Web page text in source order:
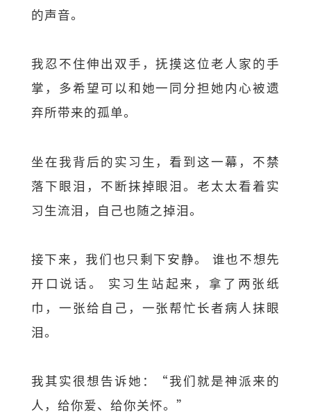
的声音。
我忍不住伸出双手，抚摸这位老人家的手
掌，多希望可以和她一同分担她内心被遗
弃所带来的孤单。
坐在我背后的实习生，看到这一幕，不禁
落下眼泪，不断抹掉眼泪。老太太看着实
习生流泪，自己也随之掉泪。
接下来，我们也只剩下安静。 谁也不想先
开口说话。 实习生站起来，拿了两张纸
巾，一张给自己，一张帮忙长者病人抹眼
泪。
我其实很想告诉她：“我们就是神派来的
人，给你爱、给你关怀。”